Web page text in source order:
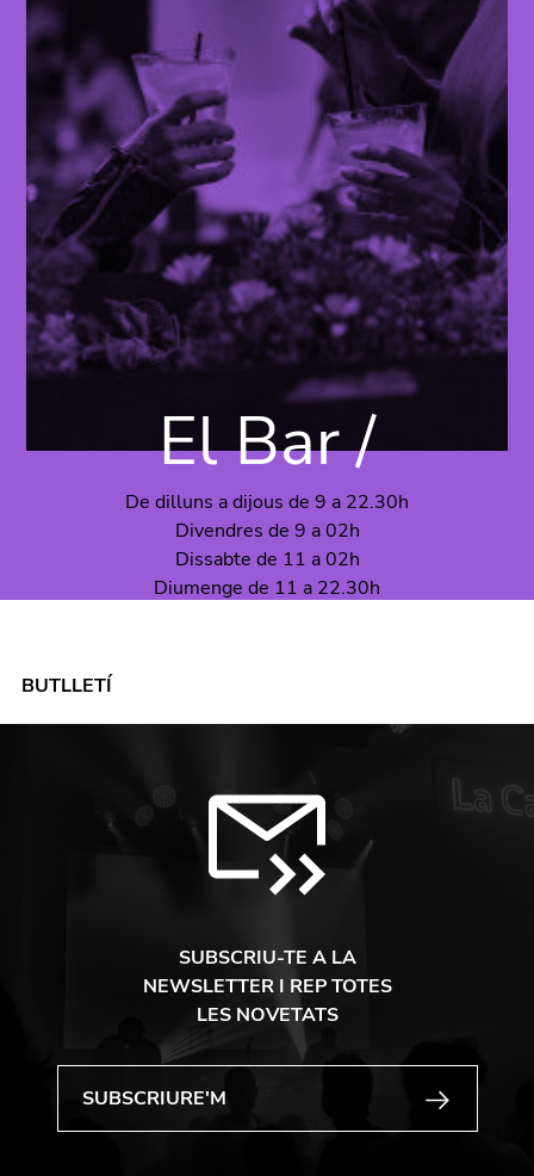
El Bar /
De dilluns a dijous de 9 a 22.30h
Divendres de 9 a 02h
Dissabte de 11 a 02h
Diumenge de 11 a 22.30h
BUTLLETÍ
SUBSCRIU-TE A LA
NEWSLETTER I REP TOTES
LES NOVETATS